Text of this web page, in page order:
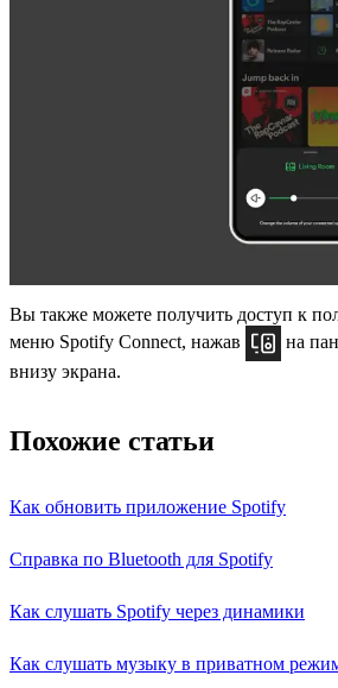
Вы также можете получить доступ к
меню Spotify Connect, нажав
на
внизу экрана.
Похожие статьи
Как обновить приложение Spotify
Справка по Bluetooth для Spotify
Как слушать Spotify через динамики
Как слушать музыку в приватном